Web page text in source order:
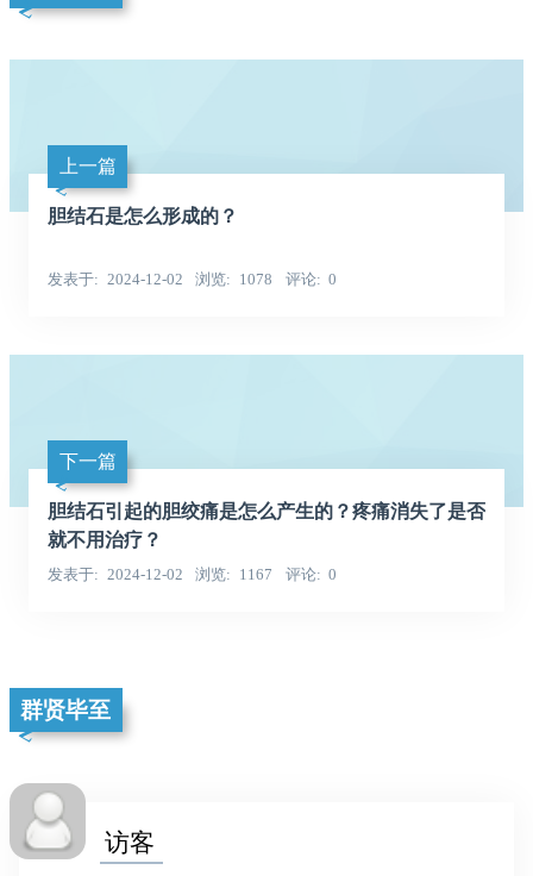
上一篇
胆结石是怎么形成的？
发表于 2024-12-02 浏览 1078 评论 0
下一篇
胆结石引起的胆绞痛是怎么产生的？疼痛消失了是否
就不用治疗？
发表于 2024-12-02 浏览 1167 评论 0
群贤毕至